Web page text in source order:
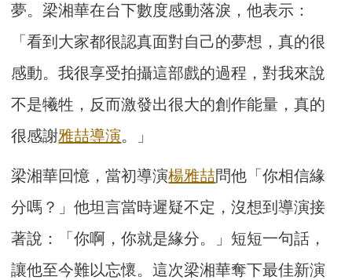
夢。梁湘華在台下數度感動落淚，他表示：
「看到大家都很認真面對自己的夢想，真的很
感動。我很享受拍攝這部戲的過程，對我來說
不是犧牲，反而激發出很大的創作能量，真的
很感謝雅喆導演。」
梁湘華回憶，當初導演楊雅喆問他「你相信緣
分嗎？」他坦言當時遲疑不定，沒想到導演接
著說：「你啊，你就是緣分。」短短一句話，
讓他至今難以忘懷。這次梁湘華奪下最佳新演